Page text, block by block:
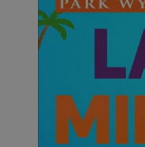
Niezbędne
takich jak
można
Nazwa
SessID